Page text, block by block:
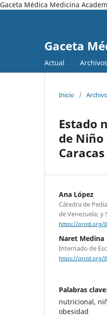
Gaceta Médica Medicina
Gaceta
Actual Archivos
Inicio /
Estado
de
Caracas
Ana López
Cátedra de
de Venezuela; y
https://orcid.org/
Naret Medina
Internado de
https://orcid.org/
Palabras
nutricional,
obesidad